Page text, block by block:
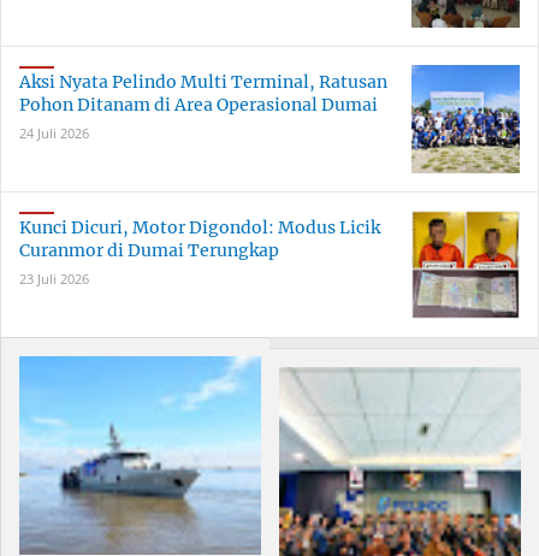
Aksi Nyata Pelindo Multi Terminal, Ratusan
Pohon Ditanam di Area Operasional Dumai
24 Juli 2026
Kunci Dicuri, Motor Digondol: Modus Licik
Curanmor di Dumai Terungkap
23 Juli 2026